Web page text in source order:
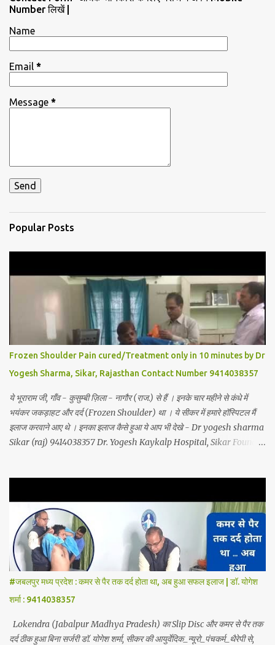
Number लिखें |
Name
Email *
Message *
Popular Posts
Frozen Shoulder Pain cured/Treatment only in 10 minutes by Dr
Yogesh Sharma, Sikar, Rajasthan Contact Number 9414038357
ये भूराराम जी, गाँव - कुसुम्बी ज़िला - नागौर (राज.) से हैं । इनके चार महीने से कंधे में
भयंकर जकड़ाहट और दर्द (Frozen Shoulder) था । ये सीकर में हमारे हॉस्पिटल मैं
इलाज करवाने आए थे । इनका इलाज कैसे हुआ ये आप भी देखे - Dr yogesh sharma
Sikar (raj) 9414038357 Dr. Yogesh Kaykalp Hospital, Sikar Founded
Cervical Disk Prolapse, Spondylitis, Tennis Elbow, Hip Joint Pain,
Knee Joint Pain, Planter Fascitis, Spine and Joints problems
without surgery by Ayurvedic Neuro Panchkarma Therapy.
Ayurvedic Neuro Panchkarma Therapy is a combination of
Ayurvedic Neuro Therapy, Nadi Steam Therapy, Acupuncture
Therapy, Cuping Therapy, Yoga-Sadhna Therapy. Apart from this,
the successful treatment of Migraine (headache), gas- acidity,
petadard - dharan (stomach ache-humus), aanv (amoeba), marod
- dast (to...
#जबलपुर मध्य प्रदेश : कमर से पैर तक दर्द होता था, अब हुआ सफल इलाज | डॉ. योगेश
शर्मा : 9414038357
Lokendra (Jabalpur Madhya Pradesh) का Slip Disc और कमर से पैर तक
दर्द ठीक हुआ बिना सर्जरी डॉ. योगेश शर्मा, सीकर की आयुर्वेदिक_न्यूरो_पंचकर्म_थैरेपी से,